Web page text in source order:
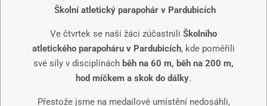
Školní atletický parapohár v Pardubicích
Ve čtvrtek se naši žáci zúčastnili Školního
atletického parapoháru v Pardubicích, kde poměřili
své síly v disciplínách běh na 60 m, běh na 200 m,
hod míčkem a skok do dálky.
Přestože jsme na medailové umístění nedosáhli,